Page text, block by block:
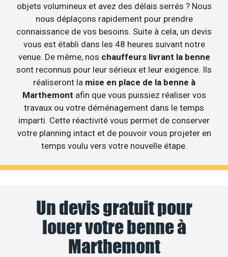
objets volumineux et avez des délais serrés ? Nous
nous déplaçons rapidement pour prendre
connaissance de vos besoins. Suite à cela, un devis
vous est établi dans les 48 heures suivant notre
venue. De même, nos chauffeurs livrant la benne
sont reconnus pour leur sérieux et leur exigence. Ils
réaliseront la mise en place de la benne à
Marthemont afin que vous puissiez réaliser vos
travaux ou votre déménagement dans le temps
imparti. Cette réactivité vous permet de conserver
votre planning intact et de pouvoir vous projeter en
temps voulu vers votre nouvelle étape.
Un devis gratuit pour
louer votre benne à
Marthemont